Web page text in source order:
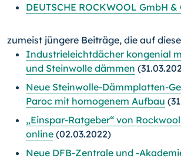
DEUTSCHE ROCKWOOL GmbH &
zumeist jüngere Beiträge, die auf
Industrieleichtdächer kongenial
und Steinwolle dämmen
Neue Steinwolle-Dämmplatten-
Paroc mit homogenem Aufbau
„Einspar-Ratgeber“ von
online (02.03.2022)
Neue DFB-Zentrale und -